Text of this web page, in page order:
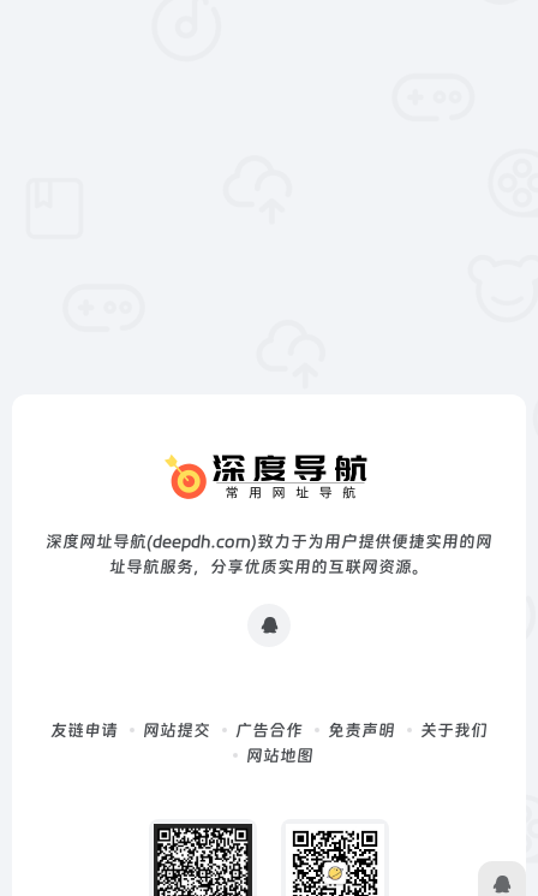
深度网址导航(deepdh.com)致力于为用户提供便捷实用的网
址导航服务，分享优质实用的互联网资源。
友链申请 网站提交 广告合作 免责声明
关于我们
网站地图